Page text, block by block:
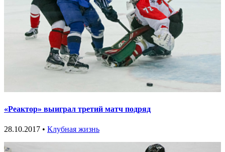
«Реактор» выиграл третий матч подряд
28.10.2017 • Клубная жизнь